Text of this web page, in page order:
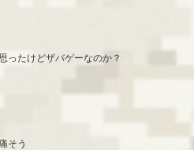
ったけどザバゲーなのか？
そう